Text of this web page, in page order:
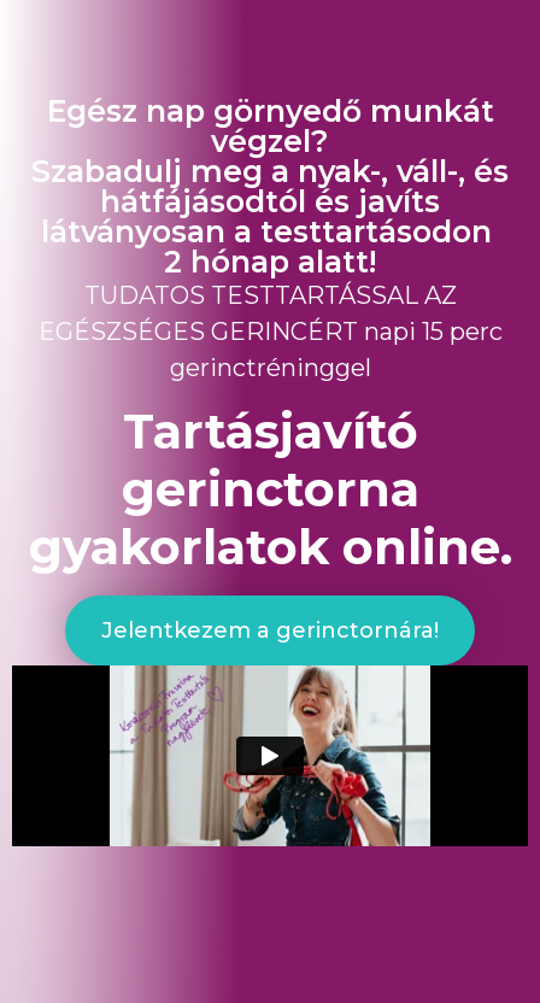
Egész nap görnyedő munkát
végzel?
Szabadulj meg a nyak-, váll-, és
hátfájásodtól és javíts
látványosan a testtartásodon
2 hónap alatt!
TUDATOS TESTTARTÁSSAL AZ
EGÉSZSÉGES GERINCÉRT napi 15 perc
gerinctréninggel
Tartásjavító
gerinctorna
gyakorlatok online.
Jelentkezem a gerinctornára!